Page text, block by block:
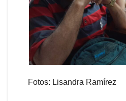
Fotos: Lisandra Ramírez